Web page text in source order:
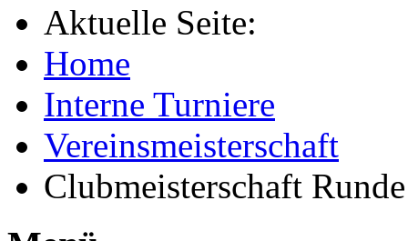
Aktuelle Seite:
Home
Interne Turniere
Vereinsmeisterschaft
Clubmeisterschaft